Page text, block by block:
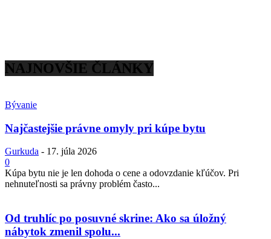
NAJNOVŠIE ČLÁNKY
Bývanie
Najčastejšie právne omyly pri kúpe bytu
Gurkuda - 17. júla 2026
0
Kúpa bytu nie je len dohoda o cene a odovzdanie kľúčov. Pri
nehnuteľnosti sa právny problém často...
Od truhlíc po posuvné skrine: Ako sa úložný
nábytok zmenil spolu...